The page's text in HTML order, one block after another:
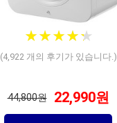
★★★★★
★★★★★
(4,922개의 후기가 있습니다.)
44,800원 22,990원